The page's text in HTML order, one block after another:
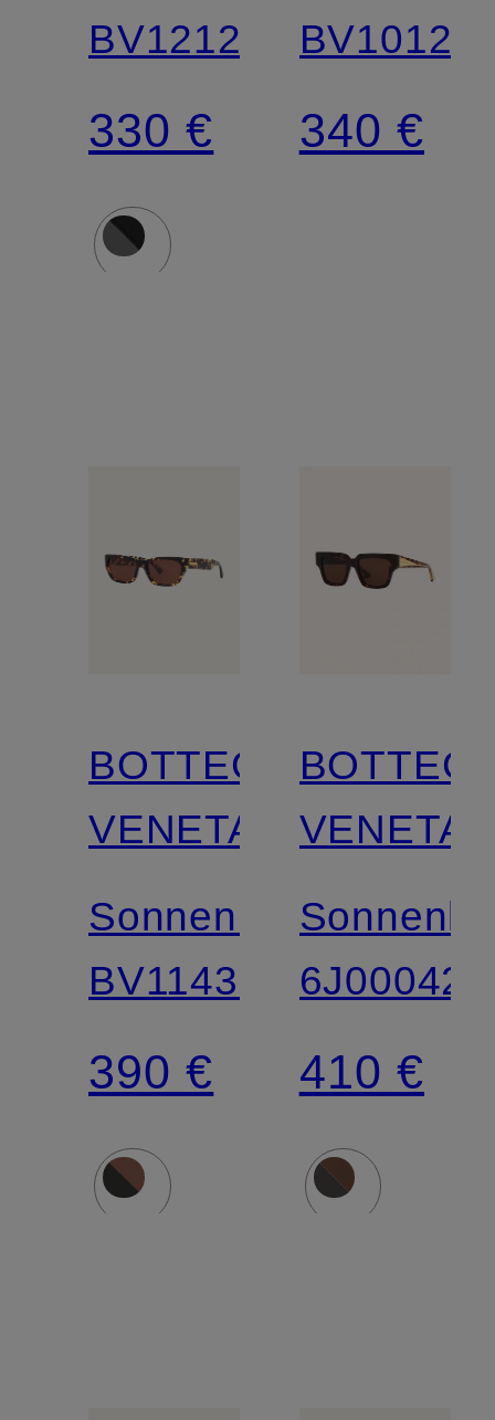
BV1212S
330 €
BV1012S
340 €
BOTTEGA
VENETA
Sonnenbrille
BV1143S
390 €
VENETA
6J000429
410 €